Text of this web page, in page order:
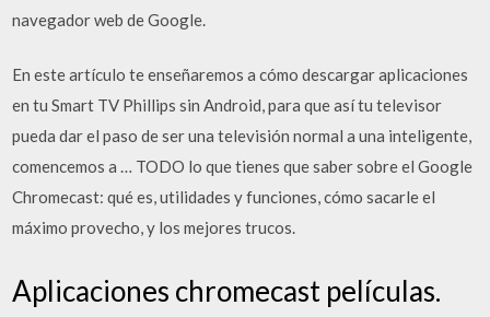
navegador web de Google.
En este artículo te enseñaremos a cómo descargar aplicaciones
en tu Smart TV Phillips sin Android, para que así tu televisor
pueda dar el paso de ser una televisión normal a una inteligente,
comencemos a … TODO lo que tienes que saber sobre el Google
Chromecast: qué es, utilidades y funciones, cómo sacarle el
máximo provecho, y los mejores trucos.
Aplicaciones chromecast películas.